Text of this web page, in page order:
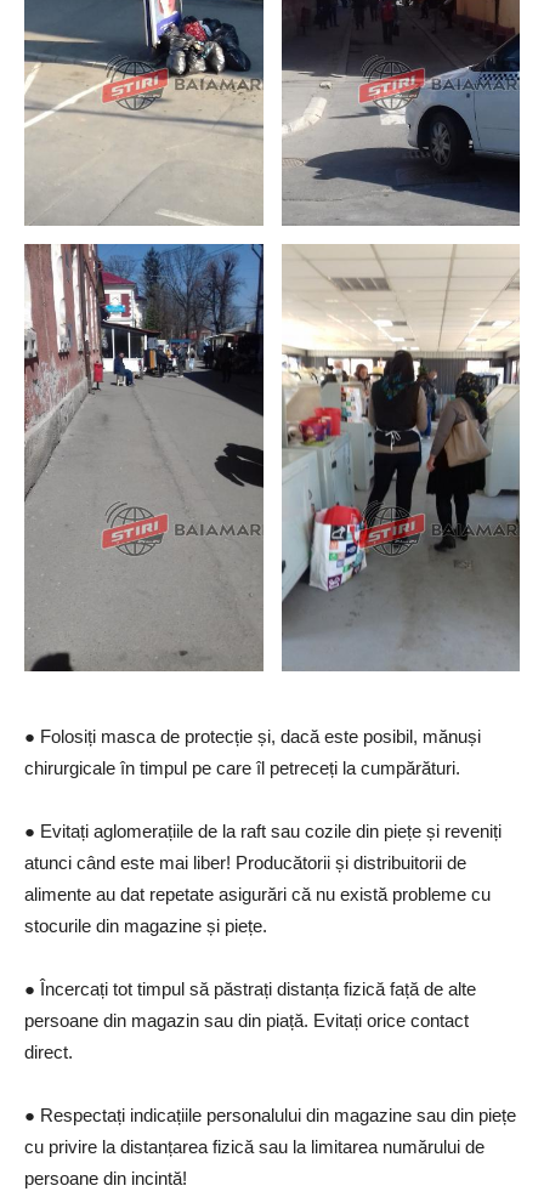
● Folosiți masca de protecție și, dacă este posibil, mănuși
chirurgicale în timpul pe care îl petreceți la cumpărături.
● Evitați aglomerațiile de la raft sau cozile din piețe și reveniți
atunci când este mai liber! Producătorii și distribuitorii de
alimente au dat repetate asigurări că nu există probleme cu
stocurile din magazine și piețe.
● Încercați tot timpul să păstrați distanța fizică față de alte
persoane din magazin sau din piață. Evitați orice contact
direct.
● Respectați indicațiile personalului din magazine sau din piețe
cu privire la distanțarea fizică sau la limitarea numărului de
persoane din incintă!